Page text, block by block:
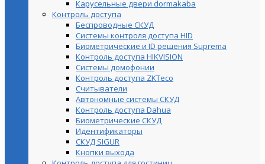
Карусельные двери dormakaba
Контроль доступа
Беспроводные СКУД
Системы контроля доступа HID
Биометрические и ID решения Suprema
Контроль доступа HIKVISION
Системы домофонии
Контроль доступа ZKTeco
Считыватели
Автономные системы СКУД
Контроль доступа Dahua
Биометрические СКУД
Идентификаторы
СКУД SIGUR
Кнопки выхода